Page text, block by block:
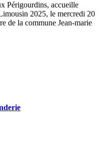
Périgourdins, accueille
2025, le mercredi 20
de la commune Jean-marie